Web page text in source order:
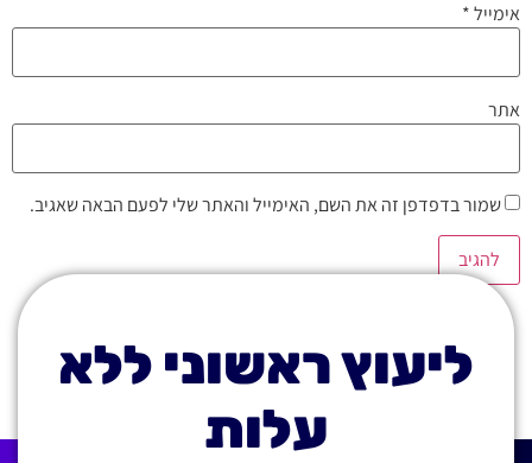
אימייל*
אתר
שמור בדפדפן זה את השם, האימייל והאתר שלי לפעם הבאה שאגיב.
ליעוץ ראשוני ללא
עלות